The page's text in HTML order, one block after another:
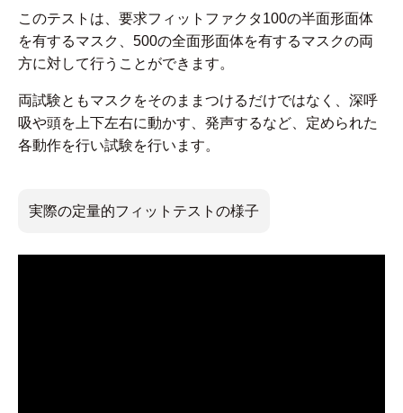
このテストは、要求フィットファクタ100の半面形面体
を有するマスク、500の全面形面体を有するマスクの両
方に対して行うことができます。
両試験ともマスクをそのままつけるだけではなく、深呼
吸や頭を上下左右に動かす、発声するなど、定められた
各動作を行い試験を行います。
実際の定量的フィットテストの様子